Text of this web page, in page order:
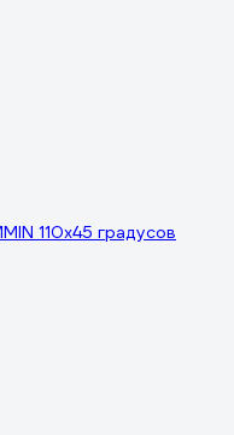
110х45 градусов